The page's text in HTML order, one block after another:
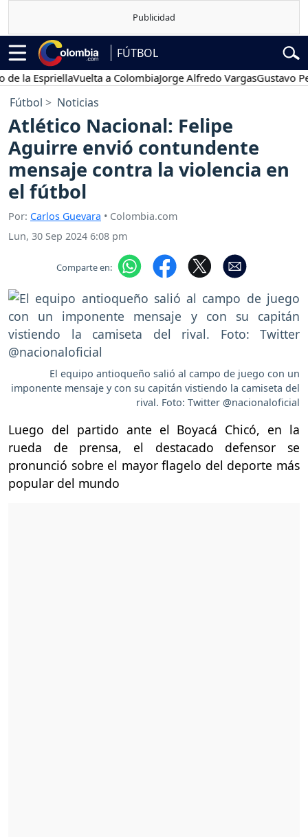
FÚTBOL
EspriellaVuelta a ColombiaJorge Alfredo VargasGustavo Petro
Fútbol Noticias
Atlético Nacional: Felipe
Aguirre envió contundente
mensaje contra la violencia en
el fútbol
Por: Carlos Guevara • Colombia.com
Lun, 30 Sep 2024 6:08 pm
Comparte en:
El equipo antioqueño salió al campo de juego con un
imponente mensaje y con su capitán vistiendo la camiseta del
rival. Foto: Twitter @nacionaloficial
Luego del partido ante el Boyacá Chicó, en la
rueda de prensa, el destacado defensor se
pronunció sobre el mayor flagelo del deporte más
popular del mundo